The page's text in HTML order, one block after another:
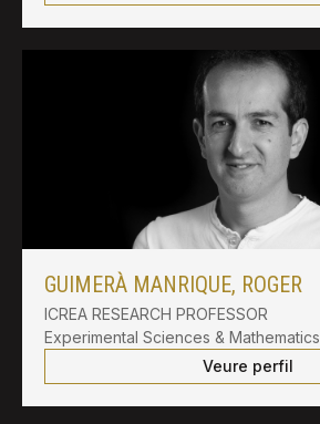
GUIMERÀ MANRIQUE, ROGER
ICREA RESEARCH PROFESSOR
Experimental Sciences & Mathematics
Veure perfil